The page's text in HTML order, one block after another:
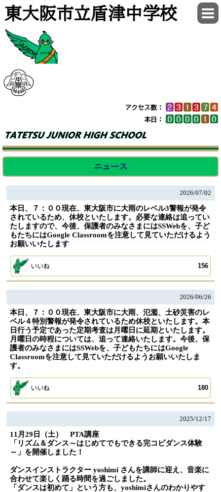
東大阪市立盾津中学校
アクセス数：
本日：
ニュース
2026/07/02
本日、７：００現在、東大阪市に大雨のレベル3警報が発令
されているため、休校といたします。必要な連絡は追ってい
たしますので、今後、保護者のみなさまにはSSWebを、子ど
もたちにはGoogle Classroomを注意して見ていただけるよう
お願いいたします
いいね 156
2026/06/26
本日、７：００現在、東大阪市に大雨、氾濫、土砂災害のレ
ベル４特別警報が発令されているため休校といたします。本
日行う予定であった定期考査は月曜日に延期といたします。
月曜日の時程については、追って連絡いたします。今後、保
護者のみなさまにはSSWebを、子どもたちにはGoogle
Classroomを注意して見ていただけるようお願いいたしま
す。
いいね 180
2025/12/17
11月29日（土） PTA講座
「リズム＆ダンス～はじめてでもできる完コピダンス体験
～」を開催しました！
ダンスインストラクター yoshimi さんを講師に迎え、音楽に
合わせて楽しく踊る時間を過ごしました。
「ダンスは初めて」という方も、yoshimiさんのわかりやす